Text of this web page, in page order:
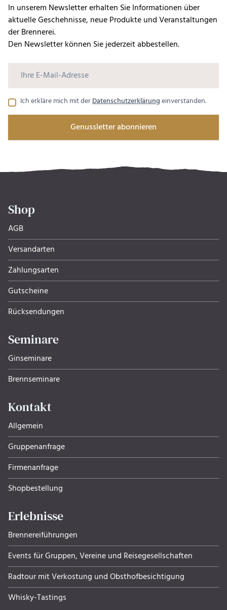
In unserem Newsletter erhalten Sie Informationen über
aktuelle Geschehnisse, neue Produkte und Veranstaltungen
der Brennerei.
Den Newsletter können Sie jederzeit abbestellen.
Ich erkläre mich mit derDatenschutzerklärungeinverstanden.
Genussletter abonnieren
Shop
AGB
Versandarten
Zahlungsarten
Gutscheine
Rücksendungen
Seminare
Ginseminare
Brennseminare
Kontakt
Allgemein
Gruppenanfrage
Firmenanfrage
Shopbestellung
Erlebnisse
Brennereiführungen
Events für Gruppen, Ver­eine und Rei­se­ge­sell­schaf­ten
Radtour mit Verkostung und Obsthof­be­sich­ti­gung
Whisky-Tastings